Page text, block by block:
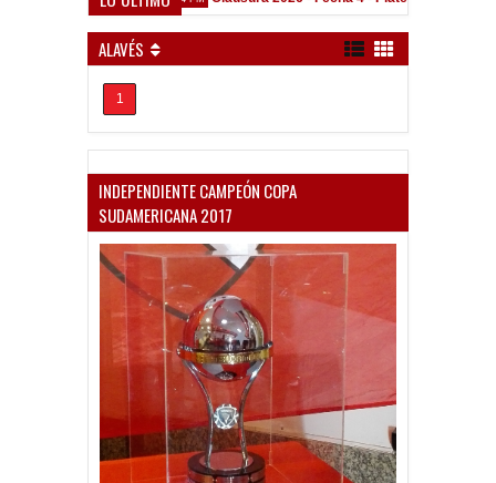
ALAVÉS
1
INDEPENDIENTE CAMPEÓN COPA
SUDAMERICANA 2017